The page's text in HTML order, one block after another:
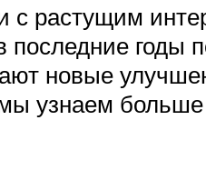
с растущим
последние
новые
узнаем больше